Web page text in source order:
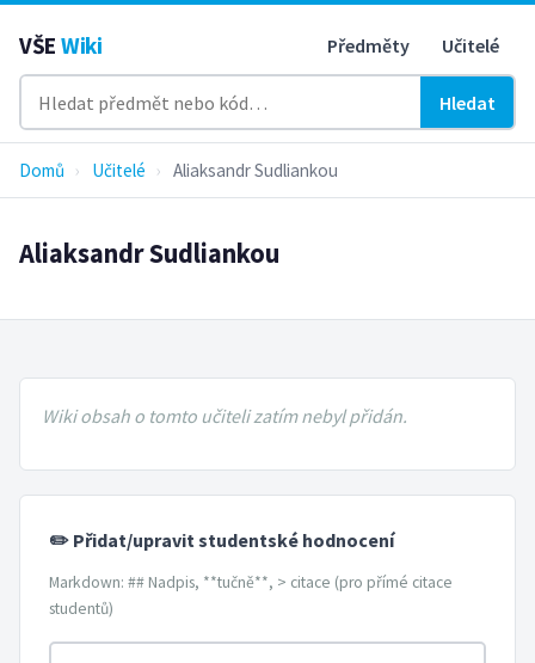
VŠE Wiki Předměty Učitelé
Hledat
Domů › Učitelé › Aliaksandr Sudliankou
Aliaksandr Sudliankou
Wiki obsah o tomto učiteli zatím nebyl přidán.
✏️ Přidat/upravit studentské hodnocení
Markdown: ## Nadpis, **tučně**, > citace (pro přímé citace
studentů)